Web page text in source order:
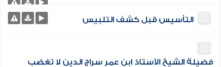
التأسيس قبل كشف التلبيس
فضيلة الشيخ الأستاذ ابن عمر سراج الدين لا تغضب